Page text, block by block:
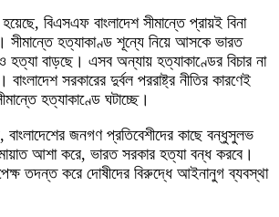
হয়েছে, বিএসএফ বাংলাদেশ সীমান্তে প্রায়ই বিনা
সীমান্তে হত্যাকাণ্ড শূন্যে নিয়ে আসকে ভারত
হত্যা বাড়ছে। এসব অন্যায় হত্যাকাণ্ডের বিচার না
সরকারের দুর্বল পররাষ্ট্র নীতির কারণেই
হত্যাকাণ্ডে ঘটাচ্ছে।
জনগণ প্রতিবেশীদের কাছে বন্ধুসুলভ
আশা করে, ভারত সরকার হত্যা বন্ধ করবে।
তদন্ত করে দোষীদের বিরুদ্ধে আইনানুগ ব্যবস্থা